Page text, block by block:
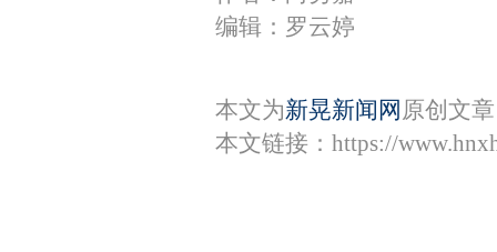
编辑：罗云婷
本文为新晃新闻网 原创文
本文链接： https://